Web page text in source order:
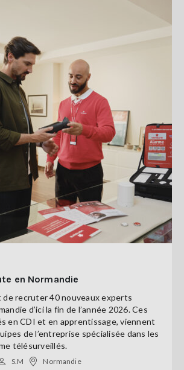
en Normandie
recruter 40 nouveaux experts
d’ici la fin de l’année 2026. Ces
en CDI et en apprentissage, viennent
de l’entreprise spécialisée dans les
télésurveillés.
S.M Normandie